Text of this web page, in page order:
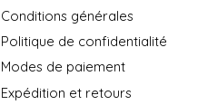
Conditions générales
Politique de confidentialité
Modes de paiement
Expédition et retours